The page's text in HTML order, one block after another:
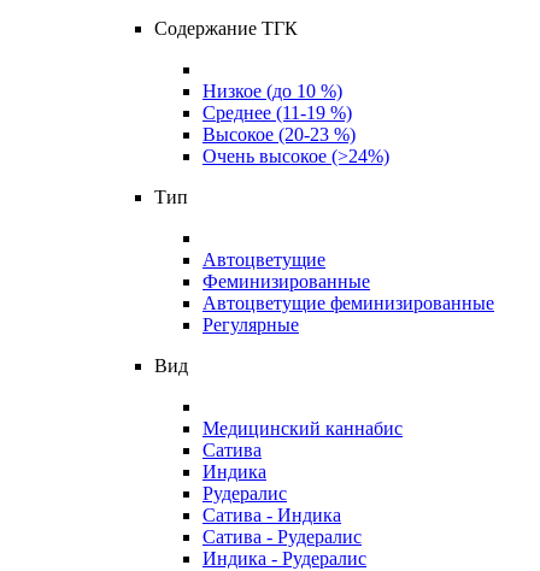
Содержание ТГК
Низкое (до 10 %)
Среднее (11-19 %)
Высокое (20-23 %)
Очень высокое (>24%)
Тип
Автоцветущие
Феминизированные
Автоцветущие феминизированные
Регулярные
Вид
Медицинский каннабис
Сатива
Индика
Рудералис
Сатива - Индика
Сатива - Рудералис
Индика - Рудералис